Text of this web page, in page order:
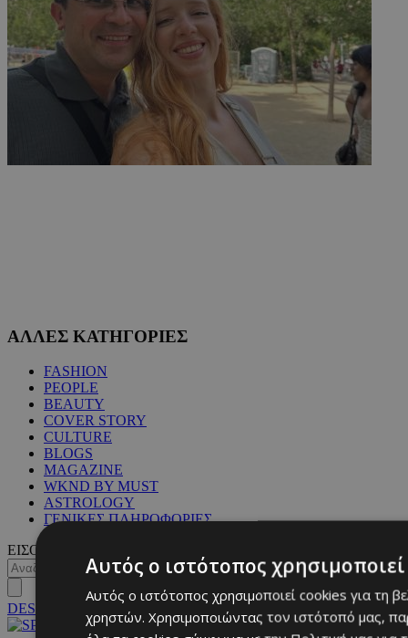
ΑΛΛΕΣ ΚΑΤΗΓΟΡΙΕΣ
FASHION
PEOPLE
BEAUTY
COVER STORY
CULTURE
BLOGS
MAGAZINE
WKND BY MUST
ASTROLOGY
ΓΕΝΙΚΕΣ ΠΛΗΡΟΦΟΡΙΕΣ
ΕΙΣΟΔΟΣ
DESKTOP
Αυτός ο ιστότοπος
Αυτός ο ιστότοπος χρησιμοποιεί cookies για τη
χρηστών. Χρησιμοποιώντας τον ιστότοπό μας,